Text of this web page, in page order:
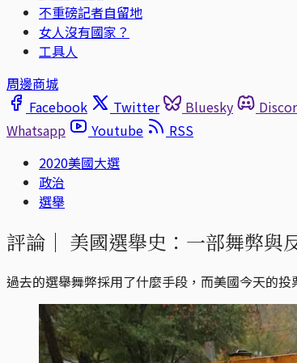
不重磅記者自留地
女人沒有國家？
工具人
周邊商城
Facebook
Twitter Bluesky
Whatsapp
Youtube
RSS
2020美國大選
政治
選舉
評論｜ 美國選舉史：一部舞弊與
過去的選舉舞弊採用了什麼手段，而美國今天的